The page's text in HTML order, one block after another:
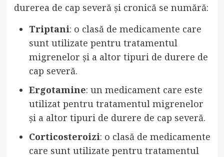
durerea de cap severă și cronică se numără:
Triptani: o clasă de medicamente care
sunt utilizate pentru tratamentul
migrenelor și a altor tipuri de durere de
cap severă.
Ergotamine: un medicament care este
utilizat pentru tratamentul migrenelor
și a altor tipuri de durere de cap severă.
Corticosteroizi: o clasă de medicamente
care sunt utilizate pentru tratamentul